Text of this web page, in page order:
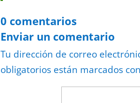
0 comentarios
Enviar un comentario
Tu dirección de correo
obligatorios están marcados con